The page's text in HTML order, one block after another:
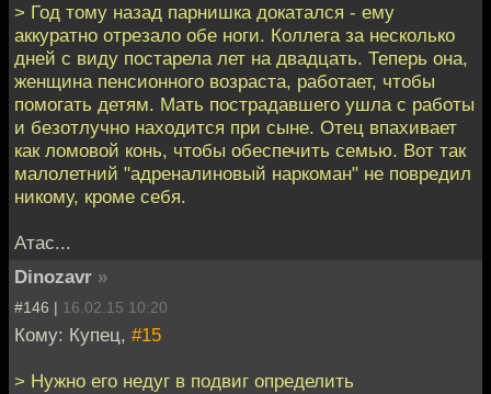
> Год тому назад парнишка докатался - ему
аккуратно отрезало обе ноги. Коллега за несколько
дней с виду постарела лет на двадцать. Теперь она,
женщина пенсионного возраста, работает, чтобы
помогать детям. Мать пострадавшего ушла с работы
и безотлучно находится при сыне. Отец впахивает
как ломовой конь, чтобы обеспечить семью. Вот так
малолетний "адреналиновый наркоман" не повредил
никому, кроме себя.
Атас...
Dinozavr »
#146 | 16.02.15 10:20
Кому: Купец, #15
> Нужно его недуг в подвиг определить